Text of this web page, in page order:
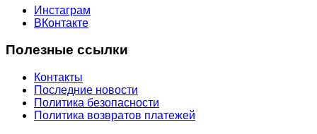
Инстаграм
ВКонтакте
Полезные ссылки
Контакты
Последние новости
Политика безопасности
Политика возвратов платежей